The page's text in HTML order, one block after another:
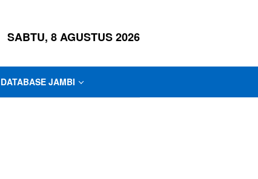
SABTU, 8 AGUSTUS 2026
DATABASE JAMBI